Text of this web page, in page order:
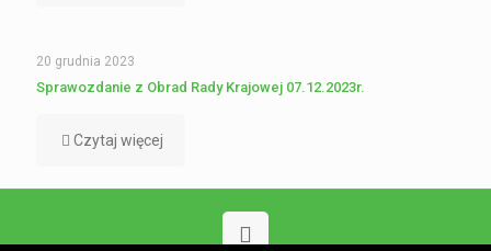
20 grudnia 2023
Sprawozdanie z Obrad Rady Krajowej 07.12.2023r.
Czytaj więcej